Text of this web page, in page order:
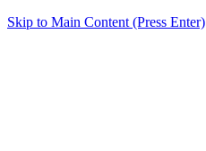
Skip to Main Content (Press Enter)